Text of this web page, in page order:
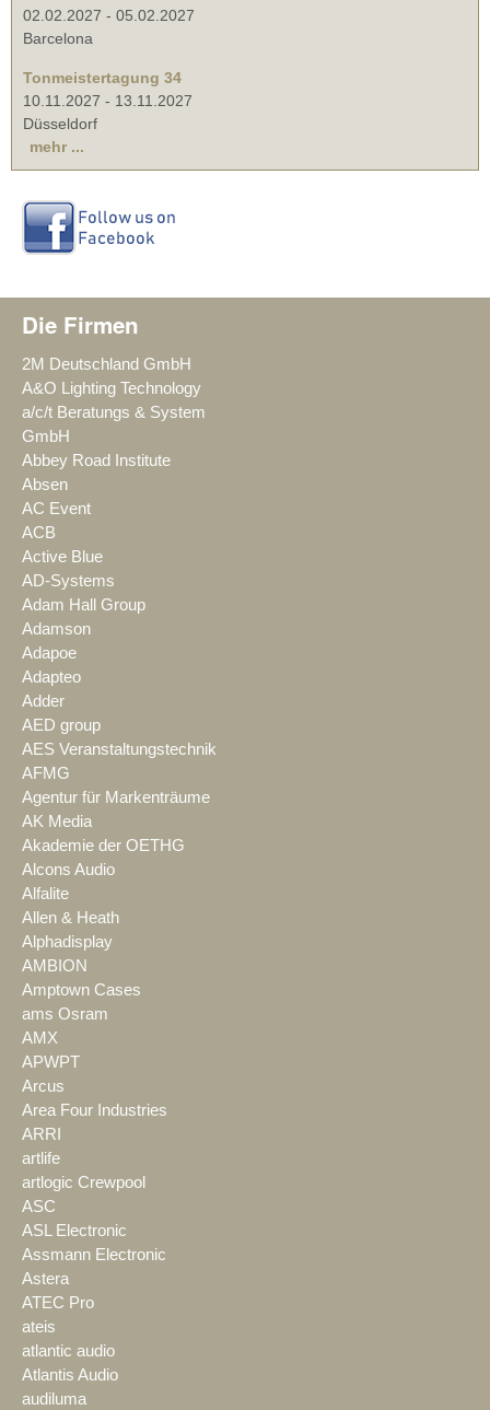
02.02.2027 - 05.02.2027
Barcelona
Tonmeistertagung 34
10.11.2027 - 13.11.2027
Düsseldorf
mehr ...
Die Firmen
2M Deutschland GmbH
A&O Lighting Technology
a/c/t Beratungs & System
GmbH
Abbey Road Institute
Absen
AC Event
ACB
Active Blue
AD-Systems
Adam Hall Group
Adamson
Adapoe
Adapteo
Adder
AED group
AES Veranstaltungstechnik
AFMG
Agentur für Markenträume
AK Media
Akademie der OETHG
Alcons Audio
Alfalite
Allen & Heath
Alphadisplay
AMBION
Amptown Cases
ams Osram
AMX
APWPT
Arcus
Area Four Industries
ARRI
artlife
artlogic Crewpool
ASC
ASL Electronic
Assmann Electronic
Astera
ATEC Pro
ateis
atlantic audio
Atlantis Audio
audiluma